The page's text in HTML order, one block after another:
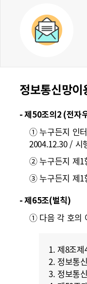
HRST
Policy
Platform
정보통신망
- 제50조의2 (전자
① 누구든지 인
2004.12.30 / 시
② 누구든지 제1
③ 누구든지 제1
- 제65조(벌칙)
① 다음 각 호의
1. 제8조
2. 정보통
3. 정보통